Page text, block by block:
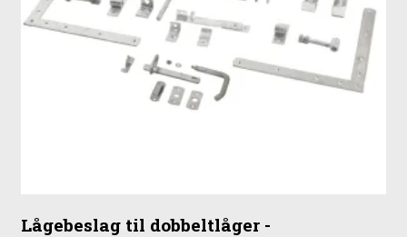
Lågebeslag til dobbeltlåger -